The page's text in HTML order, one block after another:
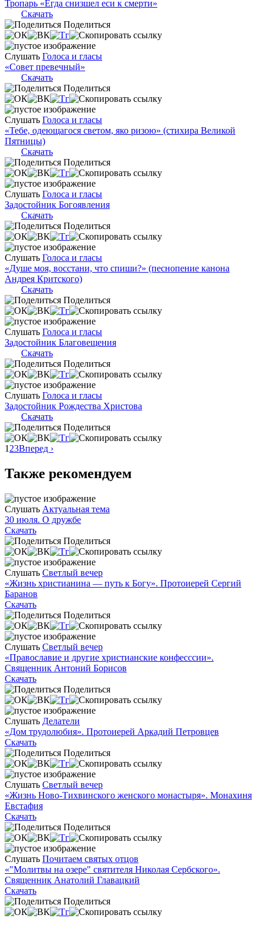
Тропарь «Егда снизшел еси к смерти»
Скачать
Поделиться
Слушать Голоса и гласы
«Совет превечный»
Скачать
Поделиться
Слушать Голоса и гласы
«Тебе, одеющагося светом, яко ризою» (стихира Великой
Пятницы)
Скачать
Поделиться
Слушать Голоса и гласы
Задостойник Богоявления
Скачать
Поделиться
Слушать Голоса и гласы
«Душе моя, восстани, что спиши?» (песнопение канона
Андрея Критского)
Скачать
Поделиться
Слушать Голоса и гласы
Задостойник Благовещения
Скачать
Поделиться
Слушать Голоса и гласы
Задостойник Рождества Христова
Скачать
Поделиться
1 23Вперед ›
Также рекомендуем
Слушать Актуальная тема
30 июля. О дружбе
Скачать
Поделиться
Слушать Светлый вечер
«Жизнь христианина — путь к Богу». Протоиерей Сергий
Баранов
Скачать
Поделиться
Слушать Светлый вечер
«Православие и другие христианские конфесссии».
Священник Антоний Борисов
Скачать
Поделиться
Слушать Делатели
«Дом трудолюбия». Протоиерей Аркадий Петровцев
Скачать
Поделиться
Слушать Светлый вечер
«Жизнь Ново-Тихвинского женского монастыря». Монахиня
Евстафия
Скачать
Поделиться
Слушать Почитаем святых отцов
«"Молитвы на озере" святителя Николая Сербского».
Священник Анатолий Главацкий
Скачать
Поделиться